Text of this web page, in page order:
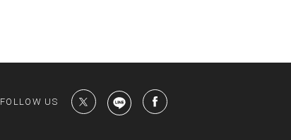
FOLLOW US